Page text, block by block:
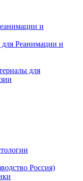
и
Реанимации и
для
Россия)